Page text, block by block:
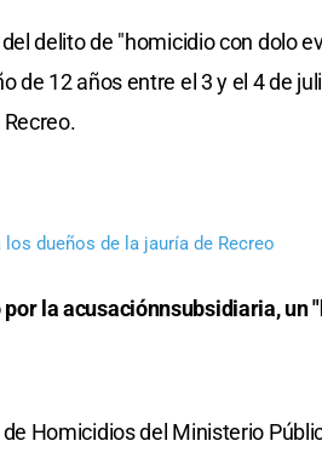
delito de "homicidio con dolo
de 12 años entre el 3 y el 4 de
dueños de la jauría de Recreo
la acusaciónnsubsidiaria, un
Homicidios del Ministerio